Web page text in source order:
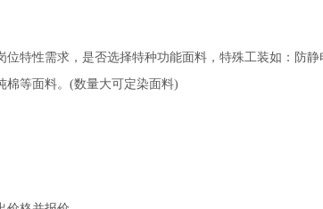
性需求，是否选择特种功能面料，特殊工装如：防静
棉等面料。(数量大可定染面料)